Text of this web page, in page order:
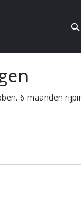
6 maanden